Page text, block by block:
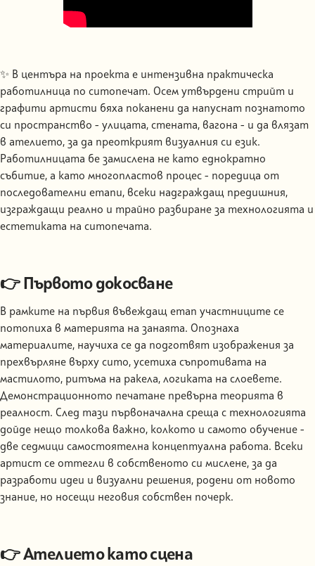
✨ В центъра на проекта е интензивна практическа
работилница по ситопечат. Осем утвърдени стрийт и
графити артисти бяха поканени да напуснат познатото
си пространство - улицата, стената, вагона - и да влязат
в ателието, за да преоткрият визуалния си език.
Работилницата бе замислена не като еднократно
събитие, а като многопластов процес - поредица от
последователни етапи, всеки надграждащ предишния,
изграждащи реално и трайно разбиране за технологията и
естетиката на ситопечата.
👉 Първото докосване
В рамките на първия въвеждащ етап участниците се
потопиха в материята на занаята. Опознаха
материалите, научиха се да подготвят изображения за
прехвърляне върху сито, усетиха съпротивата на
мастилото, ритъма на ракела, логиката на слоевете.
Демонстрационното печатане превърна теорията в
реалност. След тази първоначална среща с технологията
дойде нещо толкова важно, колкото и самото обучение -
две седмици самостоятелна концептуална работа. Всеки
артист се оттегли в собственото си мислене, за да
разработи идеи и визуални решения, родени от новото
знание, но носещи неговия собствен почерк.
👉 Ателието като сцена